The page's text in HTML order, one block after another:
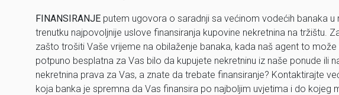
FINANSIRANJE putem ugovora o saradnji sa većinom vodećih banaka
trenutku najpovoljnije uslove finansiranja kupovine nekretnina na tržištu.
zašto trošiti Vaše vrijeme na obilaženje banaka, kada naš agent to
potpuno besplatna za Vas bilo da kupujete nekretninu iz naše ponude ili
nekretnina prava za Vas, a znate da trebate finansiranje? Kontaktirajte
koja banka je spremna da Vas finansira po najboljim uvjetima i do kojeg